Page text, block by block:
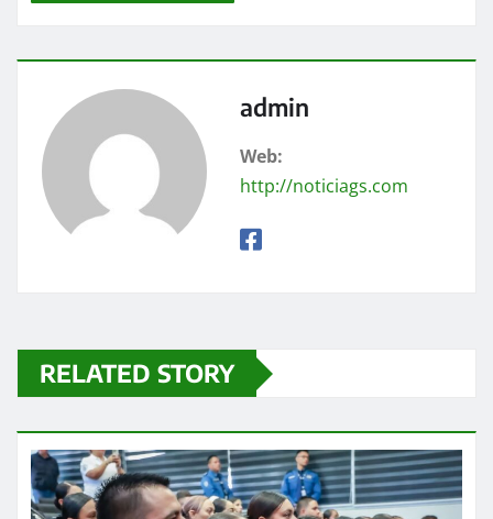
admin
Web:
http://noticiags.com
RELATED STORY